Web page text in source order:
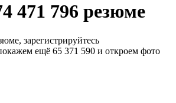
471 796 резюме
зарегистрируйтесь
ещё 65 371 590 и откроем фото